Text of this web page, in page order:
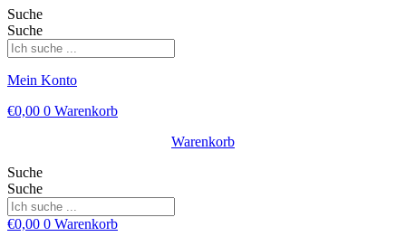
Suche
Suche
Mein Konto
€0,00 0 Warenkorb
Warenkorb
Suche
Suche
€0,00 0 Warenkorb